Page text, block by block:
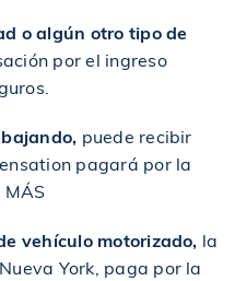
o algún otro tipo de
por el ingreso
puede recibir
pagará por la
MÁS
vehículo motorizado, la
York, paga por la
de construcción
de tren
de construcción
accidente de coche